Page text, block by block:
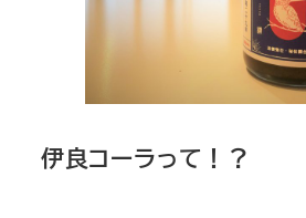
伊良コーラって！？